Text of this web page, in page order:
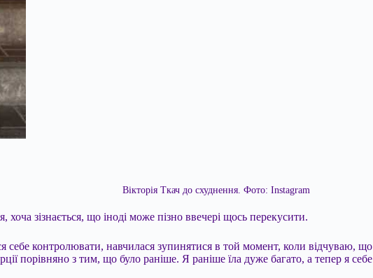
Вікторія Ткач до схуднення. Фото: Instagram
хоча зізнається, що іноді може пізно ввечері щось перекусити.
себе контролювати, навчилася зупинятися в той момент, коли відчуваю,
порівняно з тим, що було раніше. Я раніше їла дуже багато, а тепер я